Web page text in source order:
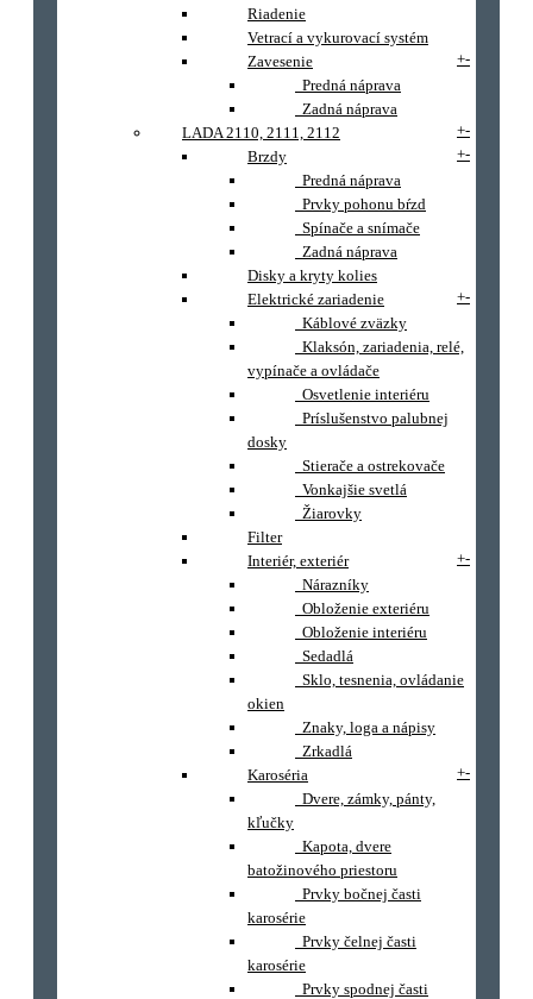
Riadenie
Vetrací a vykurovací systém
Zavesenie
+-
Predná náprava
Zadná náprava
LADA 2110, 2111, 2112
+-
Brzdy
+-
Predná náprava
Prvky pohonu bŕzd
Spínače a snímače
Zadná náprava
Disky a kryty kolies
Elektrické zariadenie
+-
Káblové zväzky
Klaksón, zariadenia, relé,
vypínače a ovládače
Osvetlenie interiéru
Príslušenstvo palubnej
dosky
Stierače a ostrekovače
Vonkajšie svetlá
Žiarovky
Filter
Interiér, exteriér
+-
Nárazníky
Obloženie exteriéru
Obloženie interiéru
Sedadlá
Sklo, tesnenia, ovládanie
okien
Znaky, loga a nápisy
Zrkadlá
Karoséria
+-
Dvere, zámky, pánty,
kľučky
Kapota, dvere
batožinového priestoru
Prvky bočnej časti
karosérie
Prvky čelnej časti
karosérie
Prvky spodnej časti